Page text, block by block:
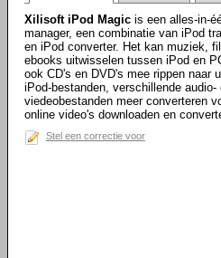
Xilisoft iPod Magic is een alles-in-
manager, een combinatie van iPod
en iPod converter. Het kan muziek,
ebooks uitwisselen tussen iPod en
ook CD's en DVD's mee rippen naar
iPod-bestanden, verschillende audio-
viedeobestanden meer converteren
online video's downloaden en
Stel een correctie voor